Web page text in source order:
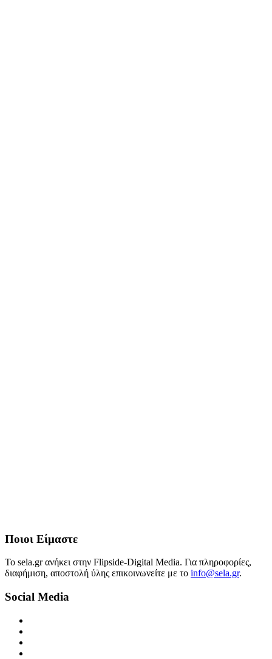
Ποιοι Είμαστε
Το sela.gr ανήκει στην Flipside-Digital Media. Για πληροφορίες,
διαφήμιση, αποστολή ύλης επικοινωνείτε με το info@sela.gr.
Social Media